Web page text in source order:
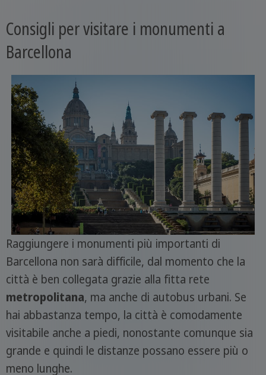
Consigli per visitare i monumenti a
Barcellona
Raggiungere i monumenti più importanti di
Barcellona non sarà difficile, dal momento che la
città è ben collegata grazie alla fitta rete
metropolitana, ma anche di autobus urbani. Se
hai abbastanza tempo, la città è comodamente
visitabile anche a piedi, nonostante comunque sia
grande e quindi le distanze possano essere più o
meno lunghe.